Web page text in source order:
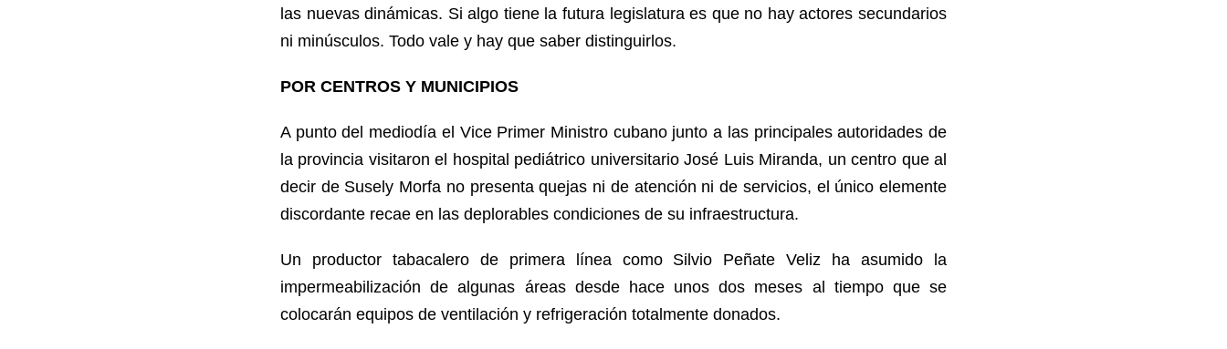
las nuevas dinámicas. Si algo tiene la futura legislatura es que no hay actores secundarios
ni minúsculos. Todo vale y hay que saber distinguirlos.
POR CENTROS Y MUNICIPIOS
A punto del mediodía el Vice Primer Ministro cubano junto a las principales autoridades de
la provincia visitaron el hospital pediátrico universitario José Luis Miranda, un centro que al
decir de Susely Morfa no presenta quejas ni de atención ni de servicios, el único elemente
discordante recae en las deplorables condiciones de su infraestructura.
Un productor tabacalero de primera línea como Silvio Peñate Veliz ha asumido la
impermeabilización de algunas áreas desde hace unos dos meses al tiempo que se
colocarán equipos de ventilación y refrigeración totalmente donados.